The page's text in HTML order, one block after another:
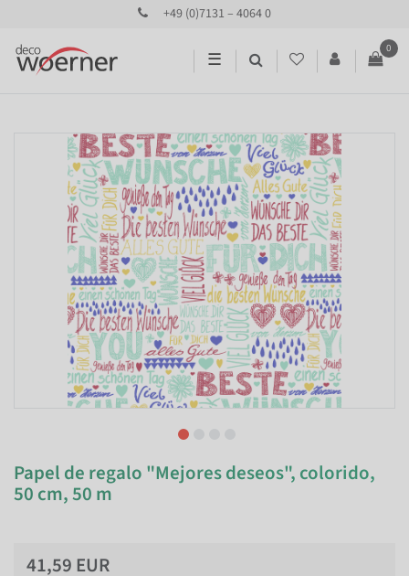
+49 (0)7131 – 4064 0
☰
0
Papel de regalo "Mejores deseos", colorido,
50 cm, 50 m
41,59 EUR